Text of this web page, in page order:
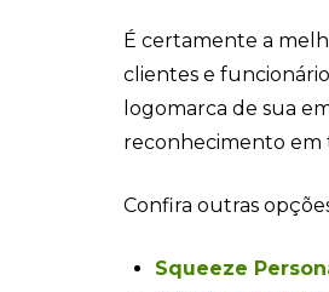
É certamente a
clientes e
logomarca de sua
reconhecimento em
Confira outras
Squeeze